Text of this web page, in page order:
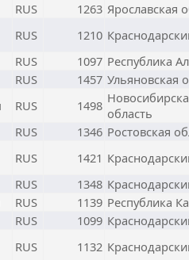
RUS 1263 Ярославская
RUS 1210
RUS 1097 Республика
RUS 1457 Ульяновская
RUS 1498 область
RUS 1346 Ростовская
RUS 1421
RUS 1348
RUS 1139 Республика
RUS 1099
RUS 1132